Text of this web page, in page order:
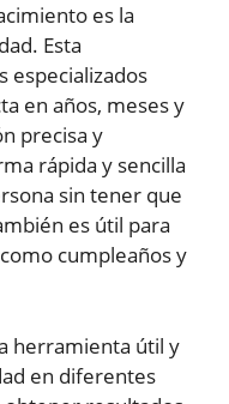
es la
Esta
especializados
en años, meses y
precisa y
rápida y sencilla
sin tener que
es útil para
cumpleaños y
herramienta útil y
en diferentes